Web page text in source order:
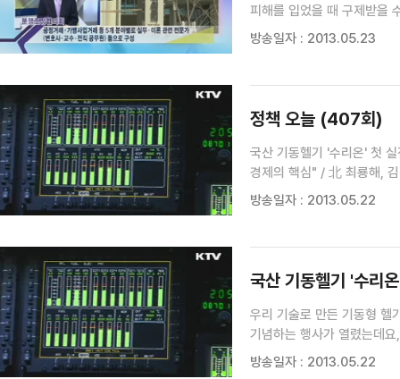
피해를 입었을 때 구제받을
활용하면 되는지, 또 분쟁조
방송일자 : 2013.05.23
정책 오늘 (407회)
국산 기동헬기 '수리온' 첫
경제의 핵심" / 北 최룡해,
대입전형료 남으면 환불···올
방송일자 : 2013.05.22
국산 기동헬기 '수리
우리 기술로 만든 기동형 헬
기념하는 행사가 열렸는데
만들어낸 기동헬기 '수리온'.
방송일자 : 2013.05.22